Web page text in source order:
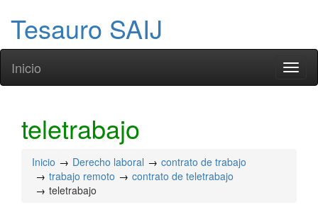
Tesauro SAIJ
Inicio
teletrabajo
Inicio Derecho laboral
contrato de trabajo
trabajo remoto
contrato de teletrabajo
teletrabajo